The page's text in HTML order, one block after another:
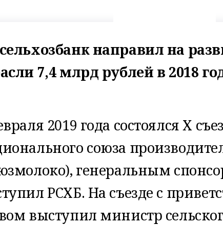
направил на
7,4 млрд рублей в 2018
2019 года состоялся Х
союза
генеральным
РСХБ. На съезде с
выступил министр